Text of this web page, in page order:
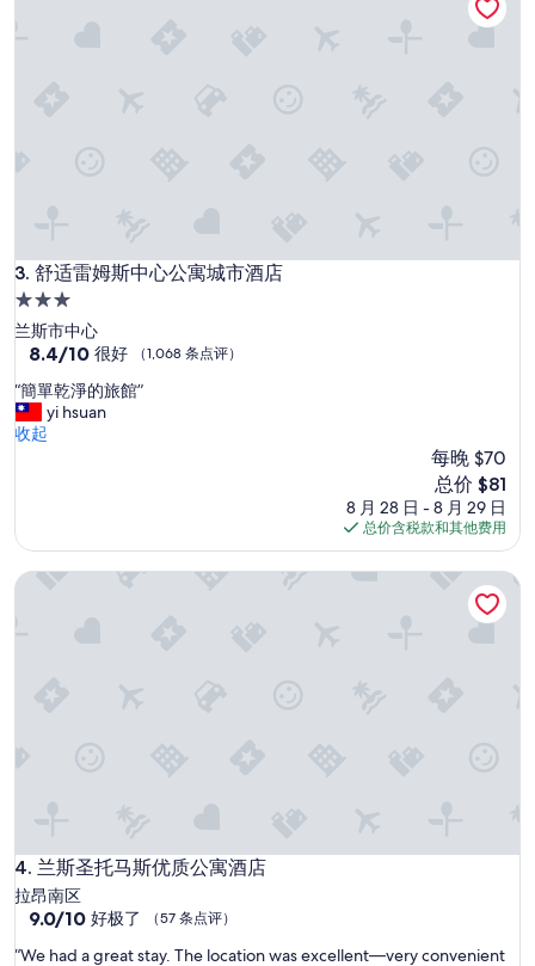
3. 舒适雷姆斯中心公寓城市酒店
舒适雷姆斯中心公寓城市酒店
3.0
星
住
宿
兰斯市中心
8.4
总
分
10，
8.4/10 很好 （1,068 条点评）
“
簡
單
館
“簡單乾淨的旅館”
yi hsuan
收起
每晚 $70
新
价
格
$81
总价 $81
8 月 28 日 - 8 月 29 日
总价含税款和其他费用
4. 兰斯圣托马斯优质公寓酒店
兰斯圣托马斯优质公寓酒店
拉昂南区
9.0
总
9.0/10 好极了 （57 条点评）
““We had a great stay. The location was excellent—very convenient
兰斯圣托马斯优质公寓酒店